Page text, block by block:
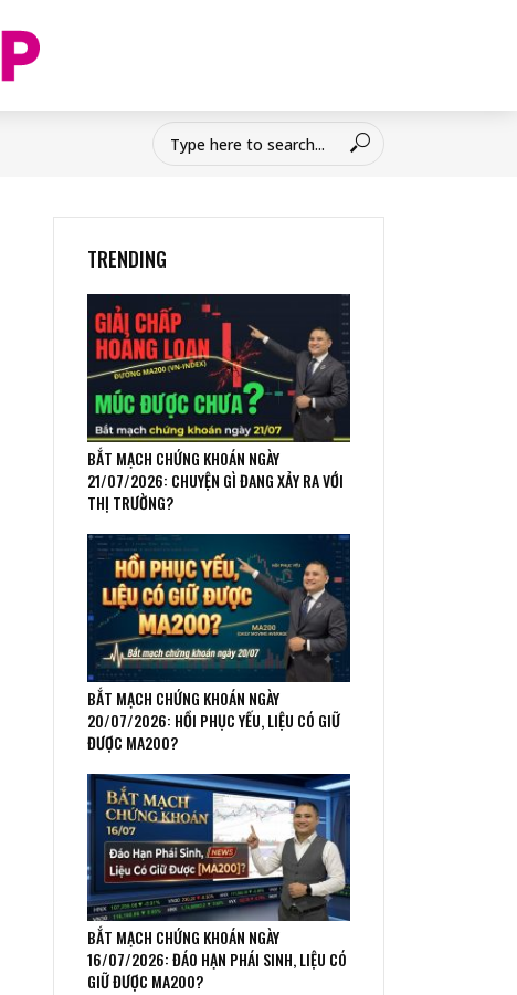
TRENDING
BẮT MẠCH CHỨNG KHOÁN NGÀY
21/07/2026: CHUYỆN GÌ ĐANG XẢY RA VỚI
THỊ TRƯỜNG?
BẮT MẠCH CHỨNG KHOÁN NGÀY
20/07/2026: HỒI PHỤC YẾU, LIỆU CÓ GIỮ
ĐƯỢC MA200?
BẮT MẠCH CHỨNG KHOÁN NGÀY
16/07/2026: ĐÁO HẠN PHÁI SINH, LIỆU CÓ
GIỮ ĐƯỢC MA200?